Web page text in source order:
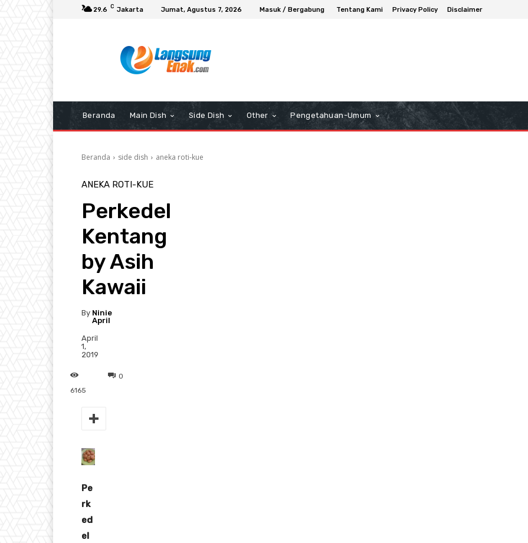
29.6 C Jakarta Jumat, Agustus 7, 2026 Masuk / Bergabung Tentang Kami Privacy Policy Disclaimer
Beranda Main Dish Side Dish Other Pengetahuan-Umum
Beranda side dish aneka roti-kue
ANEKA ROTI-KUE
Perkedel
Kentang
by Asih
Kawaii
By Ninie
April
April
1,
2019
0
6165
Pe
rk
ed
el